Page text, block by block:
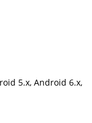
5.x, Android 6.x,